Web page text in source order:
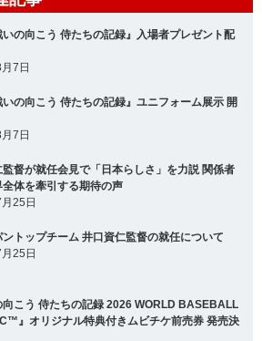
の向こう 侍たちの記録』入場者プレゼント配
7日
の向こう 侍たちの記録』ユニフォーム展示 開
7日
督が就任会見で「日本らしさ」を力説 関係者
全体を牽引する期待の声
25日
トップチーム 井口資仁監督の就任について
25日
向こう 侍たちの記録 2026 WORLD BASEBALL
』オリジナル特典付きムビチケ前売券 発売決